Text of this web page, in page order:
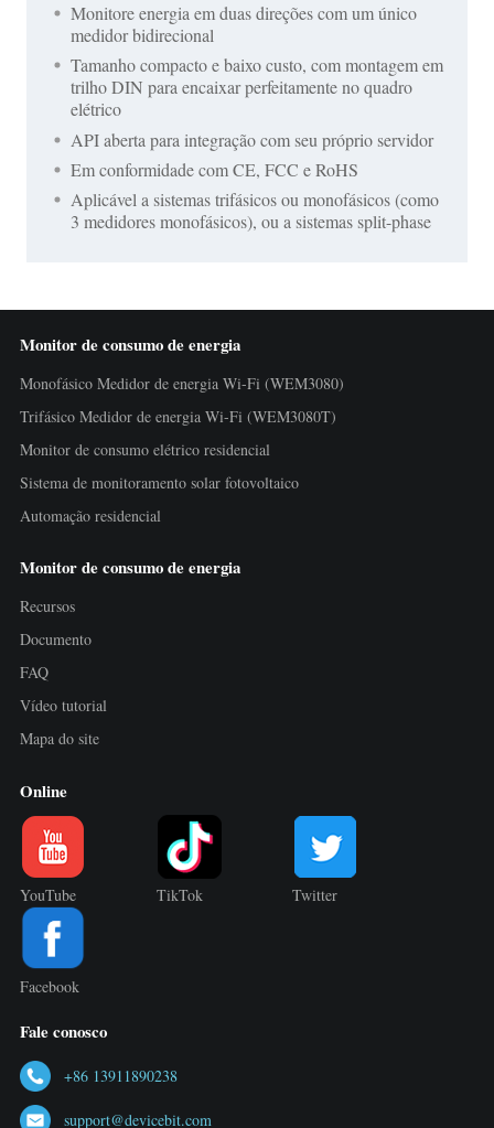
Monitore energia em duas direções com um único
medidor bidirecional
Tamanho compacto e baixo custo, com montagem em
trilho DIN para encaixar perfeitamente no quadro
elétrico
API aberta para integração com seu próprio servidor
Em conformidade com CE, FCC e RoHS
Aplicável a sistemas trifásicos ou monofásicos (como
3 medidores monofásicos), ou a sistemas split-phase
Monitor de consumo de energia
Monofásico Medidor de energia Wi-Fi (WEM3080)
Trifásico Medidor de energia Wi-Fi (WEM3080T)
Monitor de consumo elétrico residencial
Sistema de monitoramento solar fotovoltaico
Automação residencial
Monitor de consumo de energia
Recursos
Documento
FAQ
Vídeo tutorial
Mapa do site
Online
YouTube TikTok Twitter
Facebook
Fale conosco
+86 13911890238
support@devicebit.com